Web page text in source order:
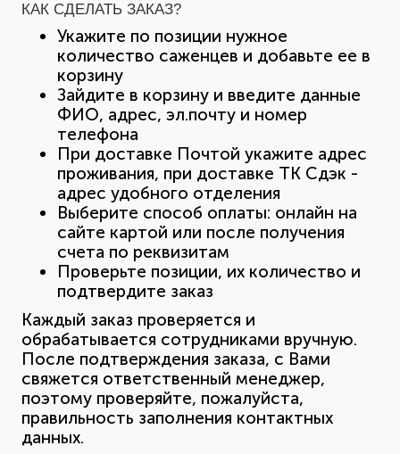
КАК СДЕЛАТЬ ЗАКАЗ?
Укажите по позиции нужное
количество саженцев и добавьте ее в
корзину
Зайдите в корзину и введите данные
ФИО, адрес, эл.почту и номер
телефона
При доставке Почтой укажите адрес
проживания, при доставке ТК Сдэк -
адрес удобного отделения
Выберите способ оплаты: онлайн на
сайте картой или после получения
счета по реквизитам
Проверьте позиции, их количество и
подтвердите заказ
Каждый заказ проверяется и
обрабатывается сотрудниками вручную.
После подтверждения заказа, с Вами
свяжется ответственный менеджер,
поэтому проверяйте, пожалуйста,
правильность заполнения контактных
данных.